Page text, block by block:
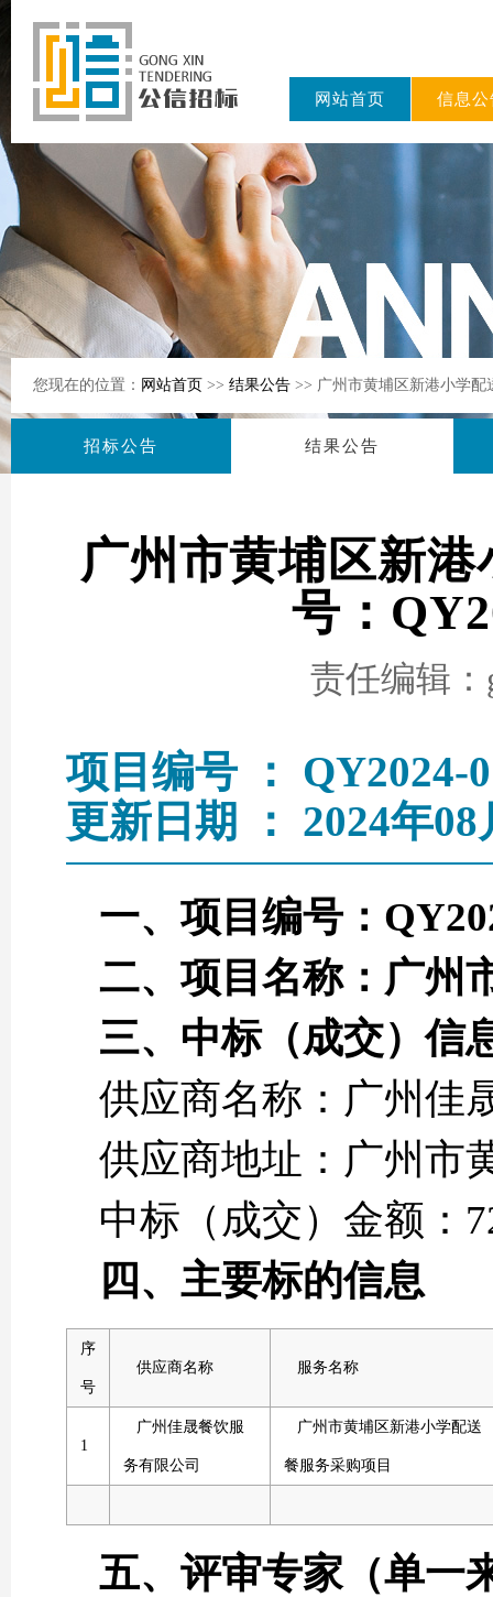
东公信招标
有限公司
网站首页 信息公
您现在的位置： 网站首页 >> 结果公告 >> 广州市黄埔区新港小学配
招标公告 结果公告
广州市黄埔区新
号：
责任编辑
项目编号 ： QY2024-
更新日期 ： 2024年08
一、项目编号：
二、项目名称：广州
三、中标（成交）信
供应商名称：广州佳
供应商地址：广州市
中标（成交）金额：
四、主要标的信息
序
号
供应商名称 服务名称
1
广州佳晟餐饮服
务有限公司
广州市黄埔区新港小学配送
餐服务采购项目
五、评审专家（单一